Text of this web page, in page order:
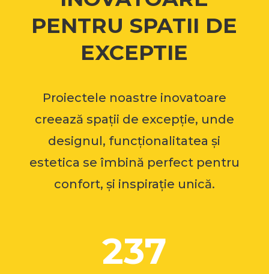
PENTRU SPATII DE
EXCEPTIE
Proiectele noastre inovatoare
creează spații de excepție, unde
designul, funcționalitatea și
estetica se îmbină perfect pentru
confort, și inspirație unică.
237